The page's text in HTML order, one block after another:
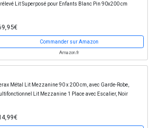
Lit Superposé pour Enfants Blanc Pin 90x200 cm
Commander sur Amazon
Amazon.fr
Métal Lit Mezzanine 90 x 200 cm, avec Garde-Robe,
Lit Mezzanine 1 Place avec Escalier, Noir